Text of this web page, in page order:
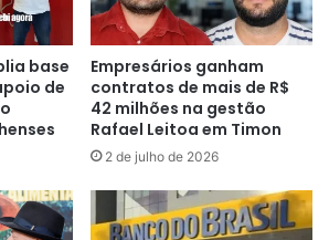
vazou e viralizou em
e redes sociais do
Sarney, município
Maranhense.
o vereador Rogério
mesmo partido da prefeita
ao Ministerio Público do
base
de
Empresários ganham
contratos de mais de R$
42 milhões na gestão
Rafael Leitoa em Timon
2 de julho de 2026